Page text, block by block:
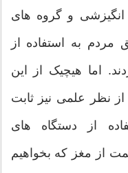
انگیزشی و گروه های
مردم به استفاده از
اما هیچیک از این
از نظر علمی نیز ثابت
از دستگاه های
از مغز که بخواهیم